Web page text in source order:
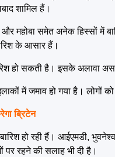
शामिल हैं।
महोबा समेत अनेक हिस्सों में
के आसार हैं।
हो सकती है। इसके अलावा
में जमाव हो गया है। लोगों
ब्रिटेन
हो रही हैं। आईएमडी,
पर रहने की सलाह भी दी है।